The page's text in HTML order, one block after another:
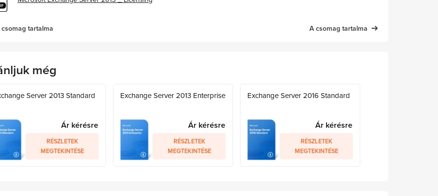
csomag tartalma A csomag tartalma
még
Server 2013 Standard
Ár kérésre
RÉSZLETEK
MEGTEKINTÉSE
Exchange Server 2013 Enterprise
Ár kérésre
RÉSZLETEK
MEGTEKINTÉSE
Exchange Server 2016 Standard
Ár kérésre
RÉSZLETEK
MEGTEKINTÉSE